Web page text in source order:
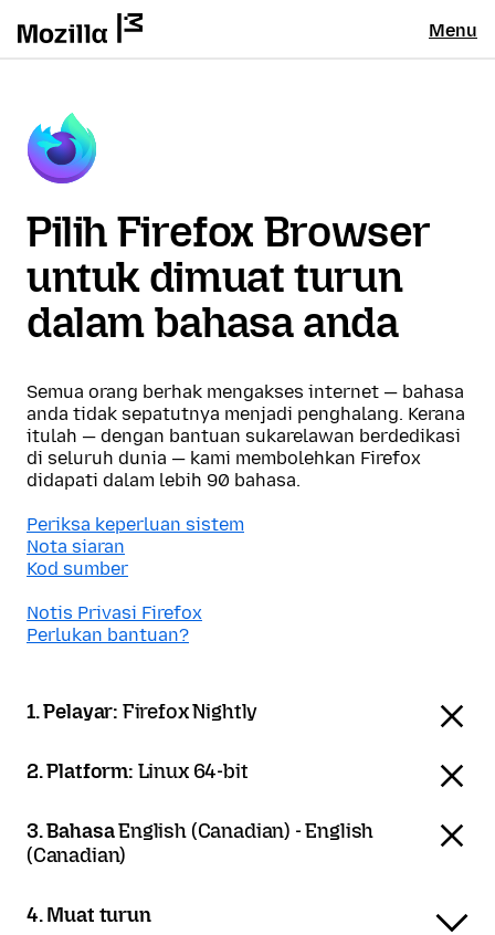
Menu
Pilih Firefox Browser
untuk dimuat turun
dalam bahasa anda
Semua orang berhak mengakses internet — bahasa
anda tidak sepatutnya menjadi penghalang. Kerana
itulah — dengan bantuan sukarelawan berdedikasi
di seluruh dunia — kami membolehkan Firefox
didapati dalam lebih 90 bahasa.
Periksa keperluan sistem
Nota siaran
Kod sumber
Notis Privasi Firefox
Perlukan bantuan?
1. Pelayar: Firefox Nightly
2. Platform: Linux 64-bit
3. BahasaEnglish (Canadian) - English
(Canadian)
4. Muat turun